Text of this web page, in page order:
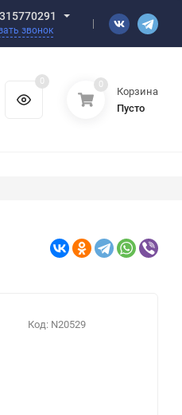
звонок
0 0
Корзина
Пусто
Код: N20529